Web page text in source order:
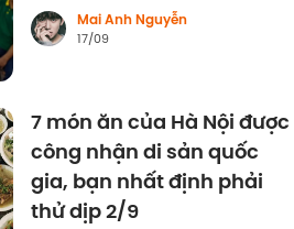
Mai Anh Nguyễn
17/09
7 món ăn của Hà Nội được
công nhận di sản quốc
gia, bạn nhất định phải
thử dịp 2/9